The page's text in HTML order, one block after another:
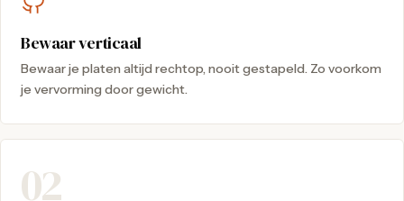
Bewaar verticaal
Bewaar je platen altijd rechtop, nooit gestapeld. Zo voorkom
je vervorming door gewicht.
02